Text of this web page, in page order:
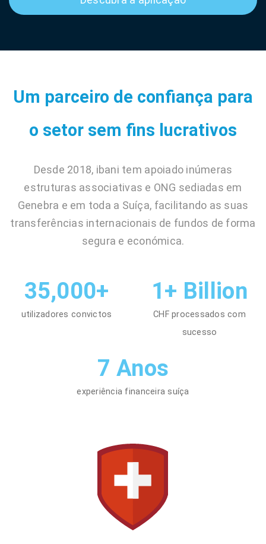
Um parceiro de confiança para
o setor sem fins lucrativos
Desde 2018, ibani tem apoiado inúmeras
estruturas associativas e ONG sediadas em
Genebra e em toda a Suíça, facilitando as suas
transferências internacionais de fundos de forma
segura e económica.
35,000+
utilizadores convictos
1+ Billion
CHF processados com
sucesso
7 Anos
experiência financeira suíça